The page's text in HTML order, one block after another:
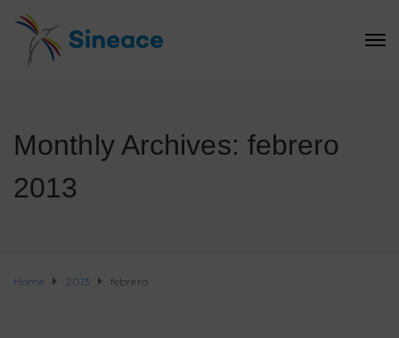
Monthly Archives: febrero
2013
Home 2013 febrero